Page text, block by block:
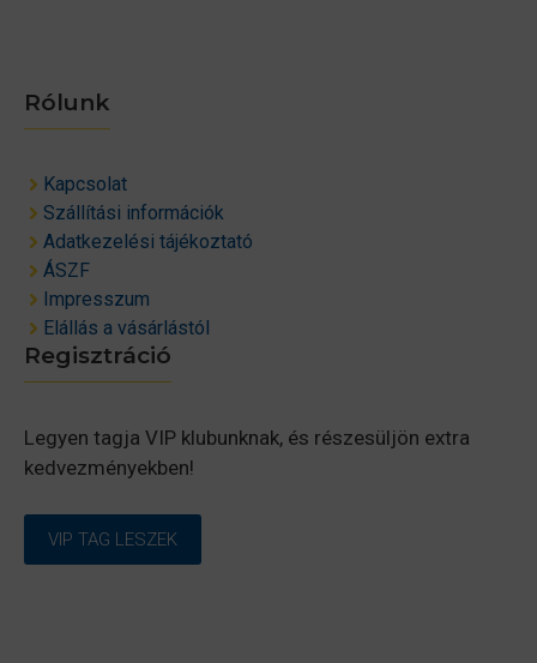
Rólunk
Kapcsolat
Szállítási információk
Adatkezelési tájékoztató
ÁSZF
Impresszum
Elállás a vásárlástól
Regisztráció
Legyen tagja VIP klubunknak, és részesüljön extra
kedvezményekben!
VIP TAG LESZEK